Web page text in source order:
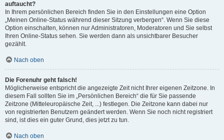
auftaucht?
In Ihrem persönlichen Bereich finden Sie in den Einstellungen eine Option
„Meinen Online-Status während dieser Sitzung verbergen“. Wenn Sie diese
Option einschalten, können nur Administratoren, Moderatoren und Sie selbst
Ihren Online-Status sehen. Sie werden dann als unsichtbarer Besucher
gezählt.
Nach oben
Die Forenuhr geht falsch!
Möglicherweise entspricht die angezeigte Zeit nicht Ihrer eigenen Zeitzone. In
diesem Fall sollten Sie im „Persönlichen Bereich“ die für Sie passende
Zeitzone (Mitteleuropäische Zeit, ...) festlegen. Die Zeitzone kann dabei nur
von registrierten Benutzern geändert werden. Wenn Sie noch nicht registriert
sind, ist dies ein guter Grund, dies jetzt zu tun.
Nach oben